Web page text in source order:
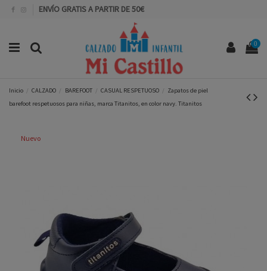
ENVÍO GRATIS A PARTIR DE 50€
0
Inicio CALZADO BAREFOOT CASUAL RESPETUOSO
Zapatos de piel
barefoot respetuosos para niñas, marca Titanitos, en color navy. Titanitos
Nuevo